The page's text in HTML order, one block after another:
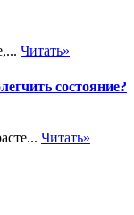
Читать»
состояние?
Читать»